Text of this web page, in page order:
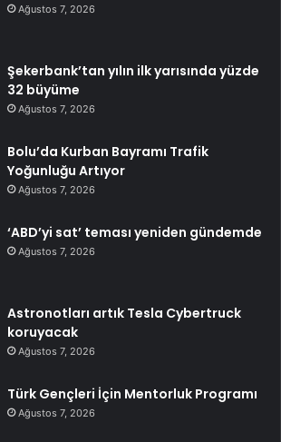
Ağustos 7, 2026
Şekerbank’tan yılın ilk yarısında yüzde
32 büyüme
Ağustos 7, 2026
Bolu’da Kurban Bayramı Trafik
Yoğunluğu Artıyor
Ağustos 7, 2026
‘ABD’yi sat’ teması yeniden gündemde
Ağustos 7, 2026
Astronotları artık Tesla Cybertruck
koruyacak
Ağustos 7, 2026
Türk Gençleri İçin Mentorluk Programı
Ağustos 7, 2026